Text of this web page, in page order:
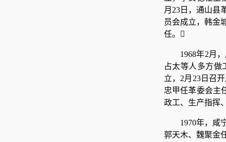
月23日，通山县
员会成立，韩金
任。
1968年2月
占太等人多方做
立，2月23日召
忠甲任革委会主
政工、生产指挥
1970年，咸
郭天木、魏聚金